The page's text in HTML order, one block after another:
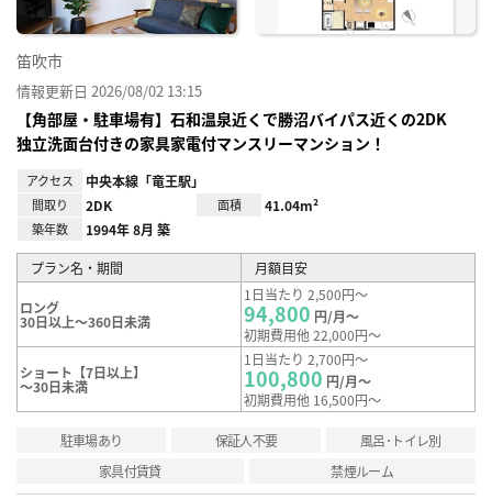
笛吹市
情報更新日 2026/08/02 13:15
【角部屋・駐車場有】石和温泉近くで勝沼バイパス近くの2DK
独立洗面台付きの家具家電付マンスリーマンション！
アクセス 中央本線「竜王駅」
間取り 2DK 面積 41.04m²
築年数 1994年 8月 築
プラン名・期間 月額目安
ロング
30日以上～360日未満
1日当たり 2,500円～
94,800 円/月～
初期費用他 22,000円～
ショート【7日以上】
～30日未満
1日当たり 2,700円～
100,800 円/月～
初期費用他 16,500円～
駐車場あり 保証人不要
風呂･トイレ別
家具付賃貸
禁煙ルーム